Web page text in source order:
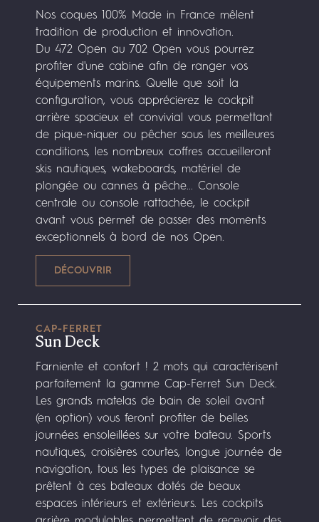
Nos coques 100% Made in France mêlent
tradition de production et innovation.
Du 472 Open au 702 Open vous pourrez
profiter d'une cabine afin de ranger vos
équipements marins. Quelle que soit la
configuration, vous apprécierez le cockpit
arrière spacieux et convivial vous permettant
de pique-niquer ou pêcher sous les meilleures
conditions, les nombreux coffres accueilleront
skis nautiques, wakeboards, matériel de
plongée ou cannes à pêche... Console
centrale ou console rattachée, le cockpit
avant vous permet de passer des moments
exceptionnels à bord de nos Open.
CAP-FERRET
Sun Deck
Farniente et confort ! 2 mots qui caractérisent
parfaitement la gamme Cap-Ferret Sun Deck.
Les grands matelas de bain de soleil avant
(en option) vous feront profiter de belles
journées ensoleillées sur votre bateau. Sports
nautiques, croisières courtes, longue journée de
navigation, tous les types de plaisance se
prêtent à ces bateaux dotés de beaux
espaces intérieurs et extérieurs. Les cockpits